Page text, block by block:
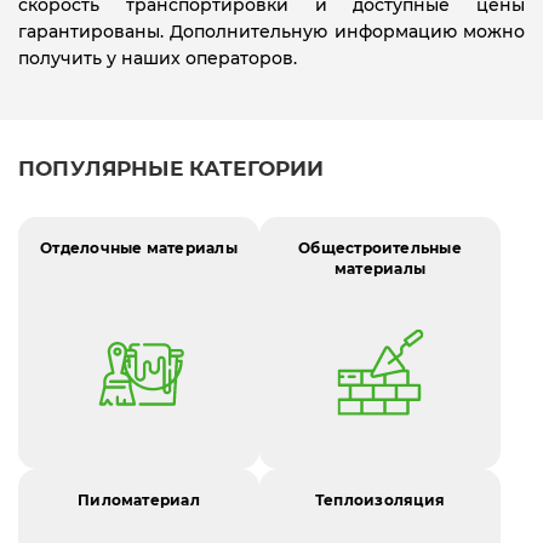
скорость транспортировки и доступные цены
гарантированы. Дополнительную информацию можно
получить у наших операторов.
ПОПУЛЯРНЫЕ КАТЕГОРИИ
Отделочные материалы
Общестроительные
материалы
Пиломатериал Теплоизоляция